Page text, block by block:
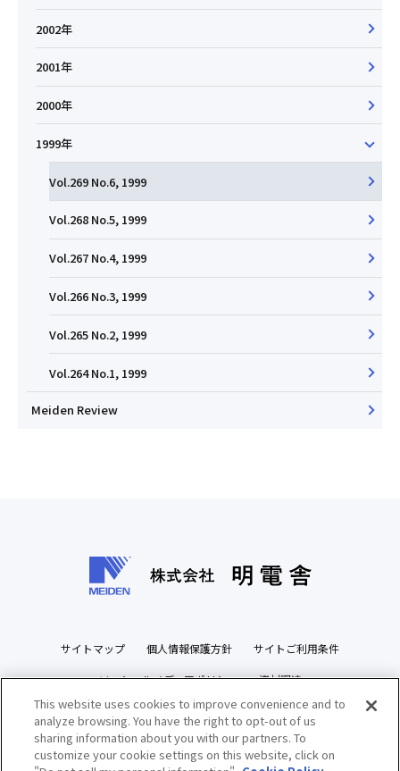
2002年
2001年
2000年
1999年
Vol.269 No.6, 1999
Vol.268 No.5, 1999
Vol.267 No.4, 1999
Vol.266 No.3, 1999
Vol.265 No.2, 1999
Vol.264 No.1, 1999
Meiden Review
サイトマップ 個人情報保護方針 サイトご利用条件
ソーシャルメディアポリシー 資材調達
ビジネスパートナーズサイト
This website uses cookies to improve convenience and to
analyze browsing. You have the right to opt-out of us
sharing information about you with our partners. To
customize your cookie settings on this website, click on